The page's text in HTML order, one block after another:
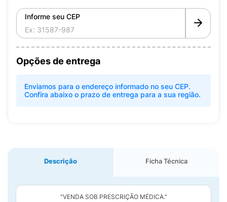
Informe seu CEP
Opções de entrega
Enviamos para o endereço informado no seu CEP.
Confira abaixo o prazo de entrega para a sua região.
Descrição Ficha Técnica
"VENDA SOB PRESCRIÇÃO MÉDICA."